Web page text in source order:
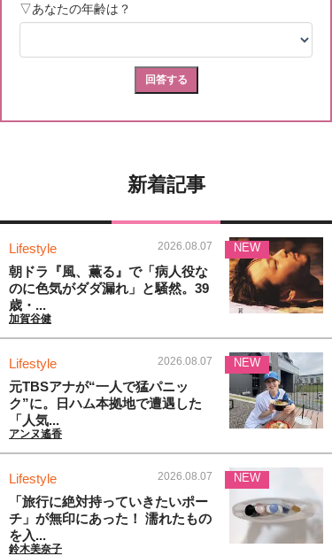
新着記事
Lifestyle 2026.08.07
朝ドラ『風、薫る』で「病人役な
のに色気がダダ漏れ」と騒然。39
歳・...
加賀谷健
NEW
Lifestyle 2026.08.07
元TBSアナが“一人で猛パニッ
ク”に。日ハム本拠地で遭遇した
「人気...
アンヌ遙香
NEW
Lifestyle 2026.08.07
「旅行に絶対持っていきたいポー
チ」が無印にあった！ 濡れたもの
を入...
鈴木美奈子
NEW